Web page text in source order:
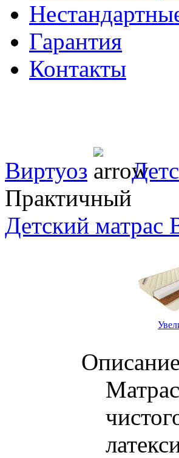
Гарантия
Контакты
Виртуоз
Практичный
Детский
Описание